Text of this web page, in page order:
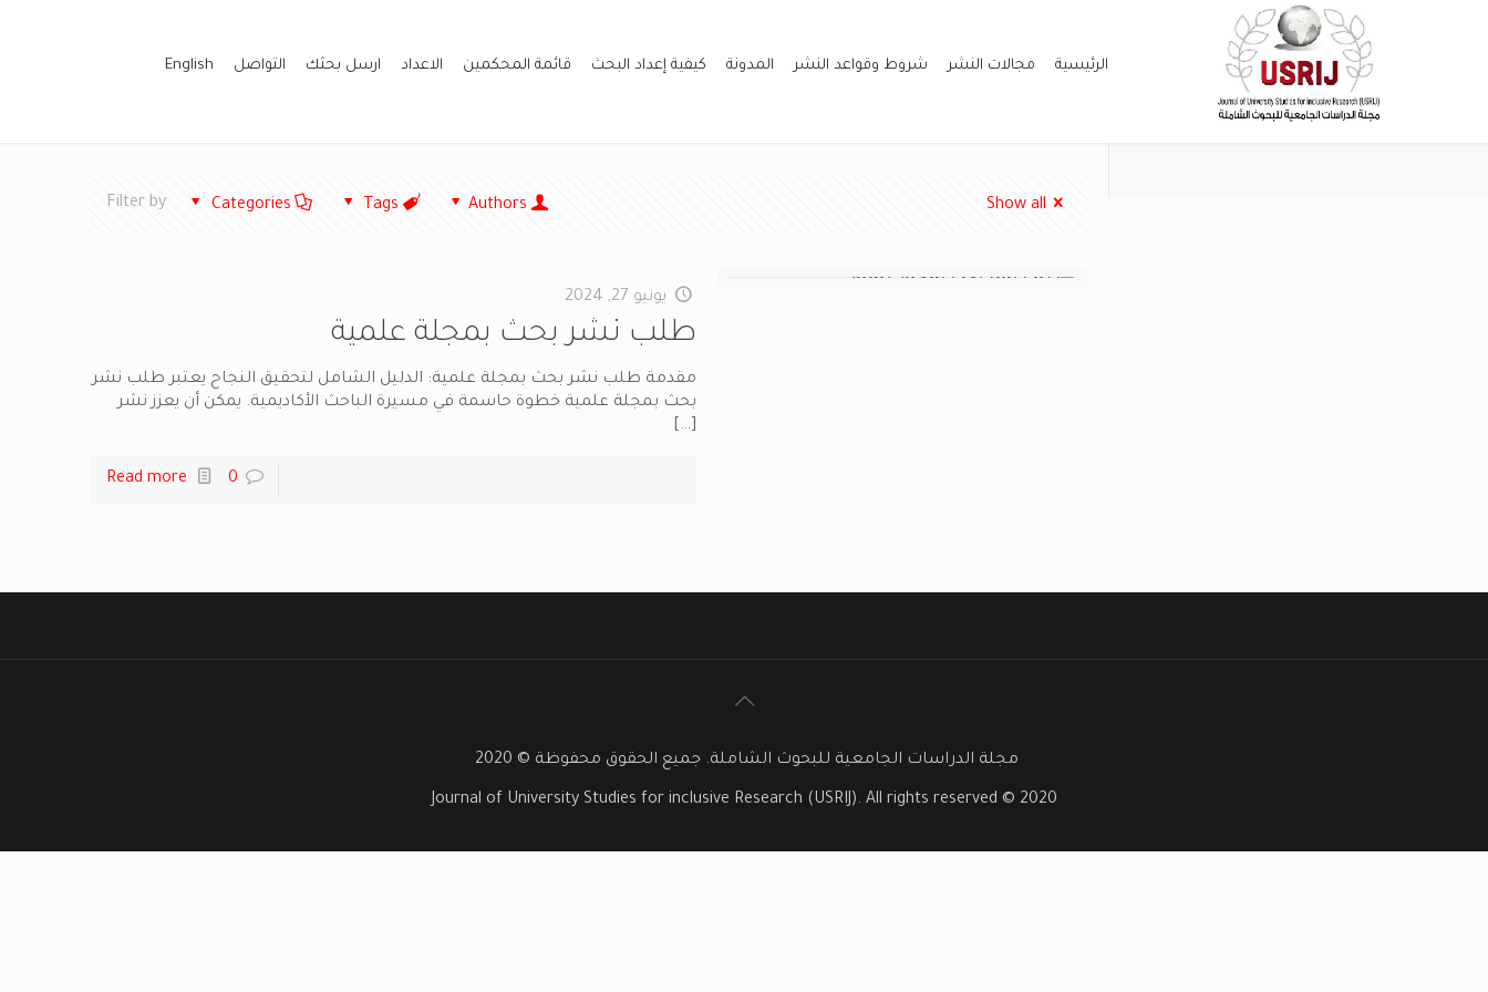
الرئيسية مجالات النشر شروط وقواعد النشر المدونة كيفية إعداد البحث قائمة المحكمين الاعداد ارسل بحثك التواصل English
Filter by Categories Tags Authors Show all
يونيو 27, 2024
طلب نشر بحث بمجلة علمية
مقدمة طلب نشر بحث بمجلة علمية: الدليل الشامل لتحقيق النجاح يعتبر طلب نشر
بحث بمجلة علمية خطوة حاسمة في مسيرة الباحث الأكاديمية. يمكن أن يعزز نشر
[…]
0
Read more
مجلة الدراسات الجامعية للبحوث الشاملة. جميع الحقوق محفوظة © 2020
Journal of University Studies for inclusive Research (USRIJ). All rights reserved © 2020